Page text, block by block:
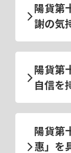
陽貨第
謝の気
陽貨第
自信を
陽貨第
惠」を